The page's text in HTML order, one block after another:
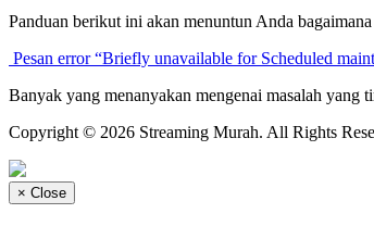
Panduan berikut ini akan menuntun Anda
Pesan error “Briefly unavailable for Scheduled
Banyak yang menanyakan mengenai masalah yang
Copyright © 2026 Streaming Murah. All Rights
× Close